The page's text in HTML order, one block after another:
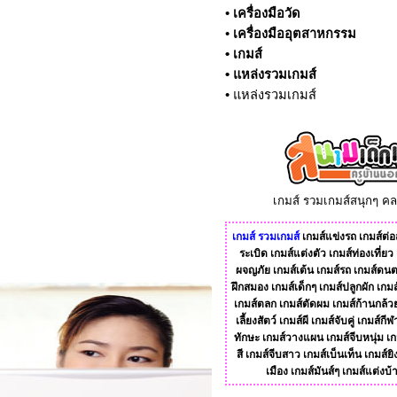
• เครื่องมือวัด
• เครื่องมืออุตสาหกรรม
• เกมส์
• แหล่งรวมเกมส์
• แหล่งรวมเกมส์
เกมส์ รวมเกมส์สนุกๆ ค
เกมส์ รวมเกมส์ เกมส์แข่งรถ เกมส์ต่อ
ระเบิด เกมส์แต่งตัว เกมส์ท่องเที่ยว
ผจญภัย เกมส์เต้น เกมส์รถ เกมส์ดน
ฝึกสมอง เกมส์เด็กๆ เกมส์ปลูกผัก เก
เกมส์ตลก เกมส์ตัดผม เกมส์ก้านกล้ว
เลี้ยงสัตว์ เกมส์ผี เกมส์จับคู่ เกมส์กีฬ
ทักษะ เกมส์วางแผน เกมส์จีบหนุ่ม เ
สี เกมส์จีบสาว เกมส์เบ็นเท็น เกมส์ยิ
เมือง เกมส์มันส์ๆ เกมส์แต่งบ้